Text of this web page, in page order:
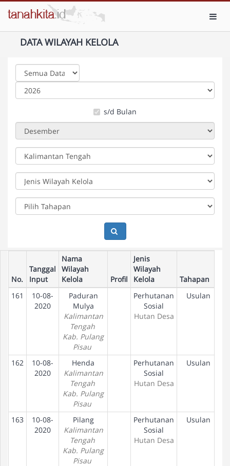
DATA WILAYAH KELOLA
s/d Bulan
No.
Tanggal
Input
Nama
Wilayah
Kelola
Profil
Jenis
Wilayah
Kelola
Tahapan
161
10-08-
2020
Paduran
Mulya
Kalimantan
Tengah
Kab. Pulang
Pisau
Perhutanan
Sosial
Hutan Desa
Usulan
162
10-08-
2020
Henda
Kalimantan
Tengah
Kab. Pulang
Pisau
Perhutanan
Sosial
Hutan Desa
Usulan
163
10-08-
2020
Pilang
Kalimantan
Tengah
Kab. Pulang
Pisau
Perhutanan
Sosial
Hutan Desa
Usulan